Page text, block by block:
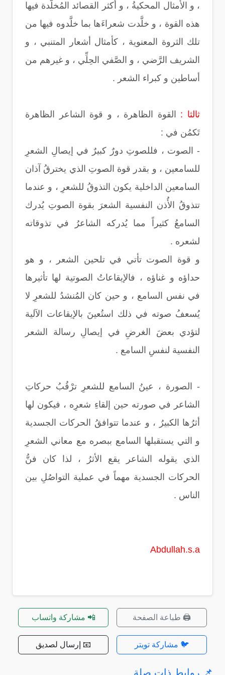
، و الأمثال المحكيةُ ، و أكثر القصائد المُخلَّدة فيها
هذه القوة ، و خلَّدت شعراءَها بما خلَّدوه فيها من
تلك الثروة المعنوية ، كأمثال أشعار المتنبي ، و
الشريف الرَّضي ، و الصَّفي الحِلِّي ، و غيرهم من
أساطين و كبراء الشعر .
ثالثا : القوة الظاهرة ، و قوة الشاعر الظاهرة
تَكمُن في :
- الصوت ، فللصوتِ دورٌ كبيرٌ في إيصالِ الشعرِ
للسامعين ، و بقدر قوة الصوتِ الذي يخترقُ آذان
السامعين الداخلية يكون التذوقُ للشعرِ ، و عندما
تتذوقُ الأُذن النفسية الشعرَ بقوة الصوتِ يُدرك
السامعُ كثيراً مما يُدركه الشاعرُ في تذوقاته
لشعره .
و قوة الصوت تأتي في تلحين الشعر ، و هو
حداؤه و غناؤه ، فالإيقاعاتُ الصوتية لها تأثيرها
في نفس السامع ، و حين كان المُنشدُ للشعرِ لا
يُسعفُ صوته في ذلك استُعينَ بالإيقاعات الآلية
لتؤدي بعضَ الغرضِ في إيصالِ رسالة الشعر
النفسية لنفسِ السامع .
- الصورة ، عينُ السامع للشعرِ ترْقُبُ حركاتِ
الشاعر في صورته حين إلقاءِ شعرِه ، فيكون لها
أثرُها الكبيرُ ، و عندما تتوافقُ الحركات الجسدية
و التي يستقبلها السامع ببصره مع معاني الشعرِ
الذي يقوله الشاعر يقع الأثرُ ، لذا كان فنُّ
الحركات الجسدية مهماً في عملية التواصُلِ بين
الناس .
Abdullah.s.a
🖨️ طباعة الصفحة 📲 مشاركة واتساب
🐦 مشاركة تويتر 📧 إرسال لصديق
📌 روابط ذات صلة